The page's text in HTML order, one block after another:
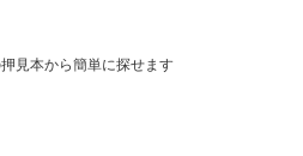
見本から簡単に探せます